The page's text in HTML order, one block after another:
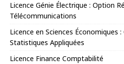
Licence Génie Électrique : Option
Télécommunications
Licence en Sciences Économiques
Statistiques Appliquées
Licence Finance Comptabilité